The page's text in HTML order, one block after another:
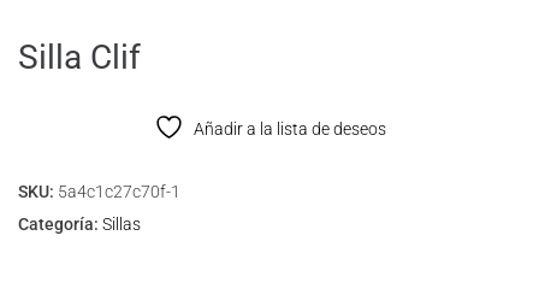
Silla Clif
Añadir a la lista de deseos
SKU: 5a4c1c27c70f-1
Categoría: Sillas